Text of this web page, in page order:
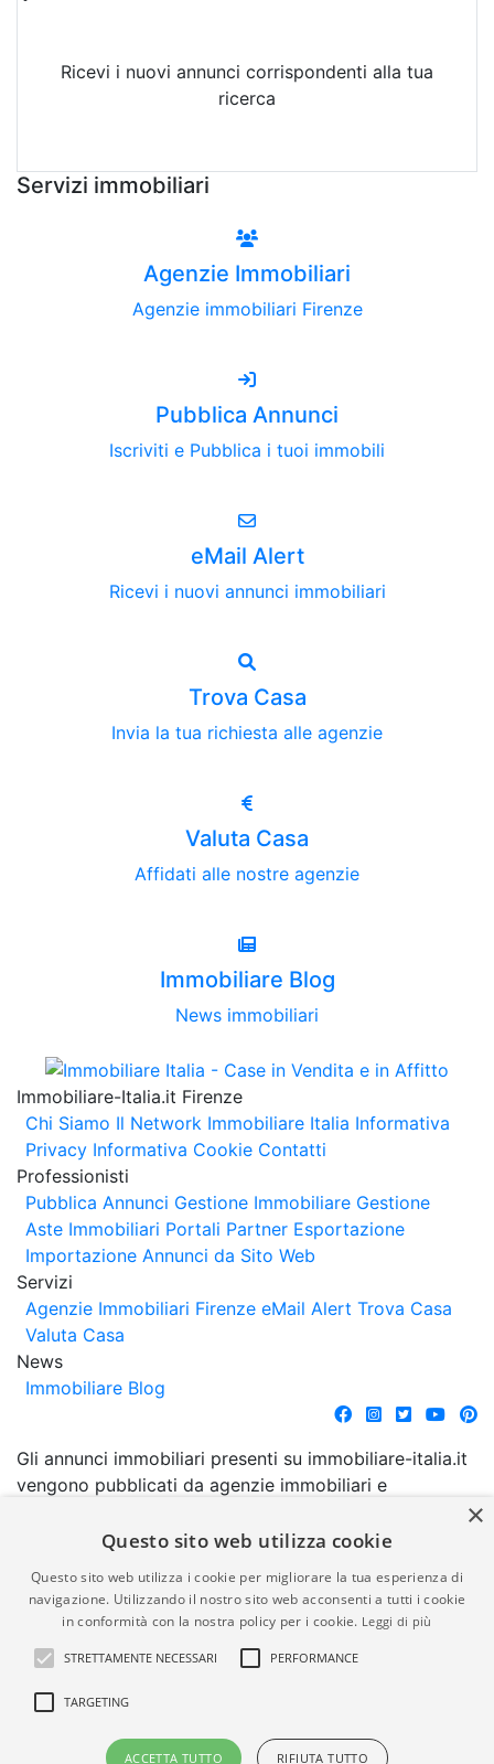
Ricevi i nuovi annunci corrispondenti alla tua
ricerca
Servizi immobiliari
Agenzie Immobiliari
Agenzie immobiliari Firenze
Pubblica Annunci
Iscriviti e Pubblica i tuoi immobili
eMail Alert
Ricevi i nuovi annunci immobiliari
Trova Casa
Invia la tua richiesta alle agenzie
Valuta Casa
Affidati alle nostre agenzie
Immobiliare Blog
News immobiliari
Immobiliare-Italia.it Firenze
Chi Siamo Il Network Immobiliare Italia Informativa
Privacy Informativa Cookie Contatti
Professionisti
Pubblica Annunci Gestione Immobiliare Gestione
Aste Immobiliari Portali Partner Esportazione
Importazione Annunci da Sito Web
Servizi
Agenzie Immobiliari Firenze eMail Alert Trova Casa
Valuta Casa
News
Immobiliare Blog
Gli annunci immobiliari presenti su immobiliare-italia.it
vengono pubblicati da agenzie immobiliari e
comporta l'approvazione o l'avallo da parte di
garanzia da parte di quest'ultima. immobiliare-italia.it
quindi non è responsabile della veridicità, della
correttezza, della completezza, della normativa in
materia di privacy e/o di alcun altro aspetto dei
suddetti annunci.
© Copyright 2007 - 2026
Powered by
×
Questo sito web utilizza cookie
Questo sito web utilizza i cookie per migliorare la tua esperienza di
navigazione. Utilizzando il nostro sito web acconsenti a tutti i cookie
in conformità con la nostra policy per i cookie. Leggi di più
STRETTAMENTE NECESSARI PERFORMANCE
TARGETING
ACCETTA TUTTO RIFIUTA TUTTO